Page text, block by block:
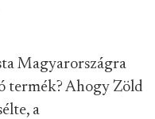
Magyarországra
termék? Ahogy Zöld
a